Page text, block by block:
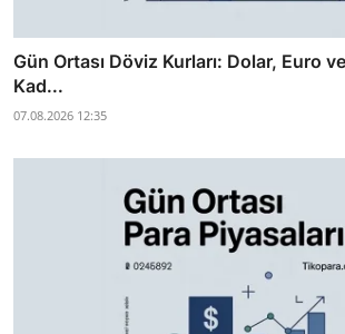
Gün Ortası Döviz Kurları: Dolar, Euro
Kad...
07.08.2026 12:35